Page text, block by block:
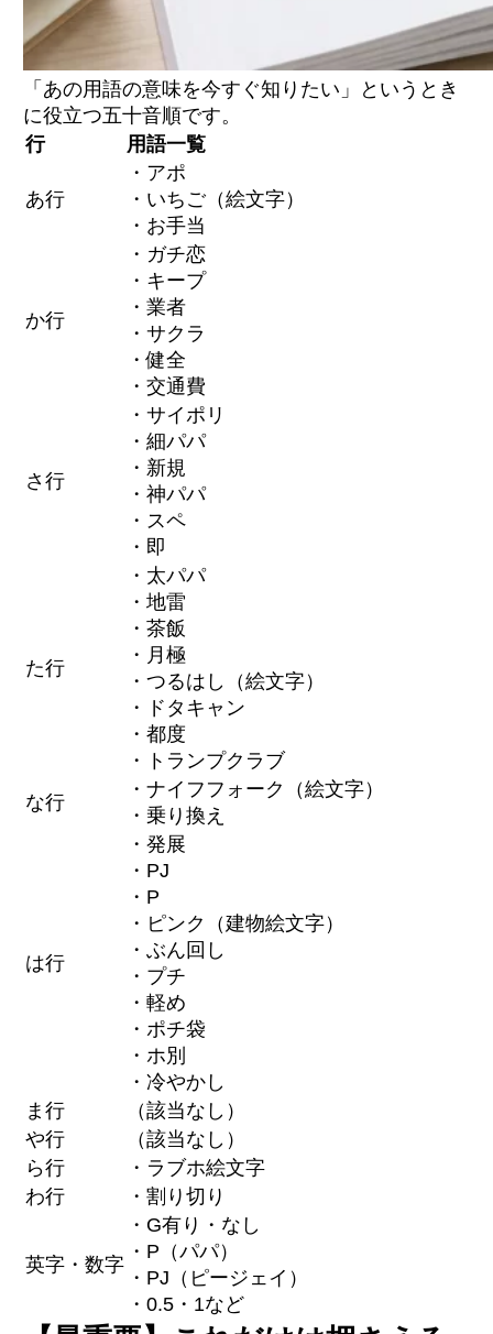
「あの用語の意味を今すぐ知りたい」というとき
に役立つ五十音順です。
行
用語一覧
あ行
・アポ
・いちご（絵文字）
・お手当
か行
・ガチ恋
・キープ
・業者
・サクラ
・健全
・交通費
さ行
・サイポリ
・細パパ
・新規
・神パパ
・スペ
・即
た行
・太パパ
・地雷
・茶飯
・月極
・つるはし（絵文字）
・ドタキャン
・都度
・トランプクラブ
な行
・ナイフフォーク（絵文字）
・乗り換え
は行
・発展
・PJ
・P
・ピンク（建物絵文字）
・ぶん回し
・プチ
・軽め
・ポチ袋
・ホ別
・冷やかし
ま行
（該当なし）
や行
（該当なし）
ら行
・ラブホ絵文字
わ行
・割り切り
英字・数字
・G有り・なし
・P（パパ）
・PJ（ピージェイ）
・0.5・1など